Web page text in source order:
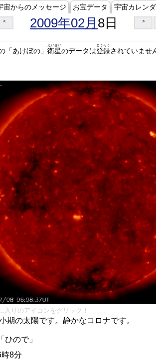
宙からのメッセージ お宝データ 宇宙カレン
< 2009年02月 8日 >
「あけぼの」 衛星
えいせい
のデータは登録
とうろく
されていませ
入りのアイコンをクリック！
期の太陽です。静かなコロナです。
「ひので」
時8分